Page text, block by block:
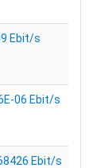
Ebit/s
06 Ebit/s
Ebit/s